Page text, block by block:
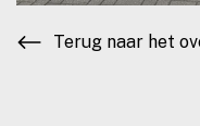
Terug naar het